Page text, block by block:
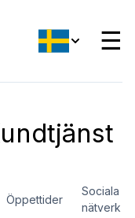
☰
Öppettider
Sociala
nätverk